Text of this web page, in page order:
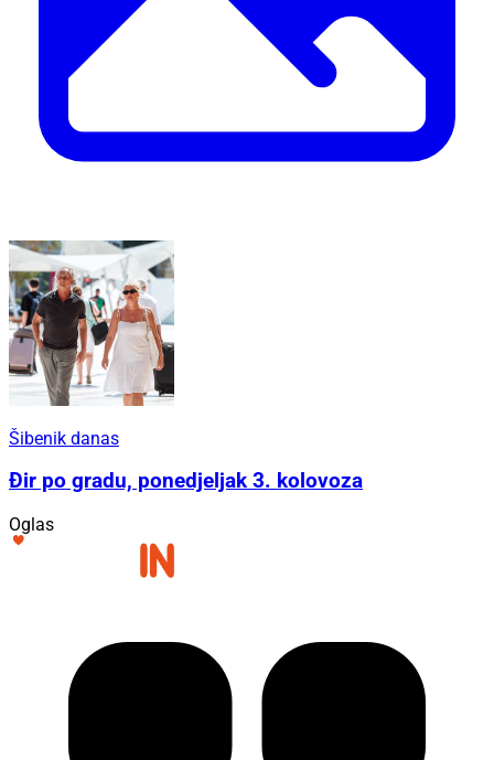
Šibenik danas
Đir po gradu, ponedjeljak 3. kolovoza
Oglas